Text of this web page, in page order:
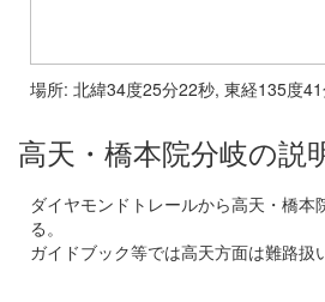
場所: 北緯34度25分22秒, 東経135度
高天・橋本院分岐の説
ダイヤモンドトレールから高天・橋本
る。
ガイドブック等では高天方面は難路扱